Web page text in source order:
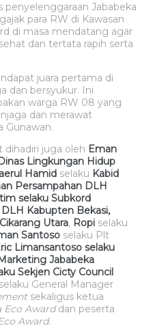
penyelenggaraan Jababeka
para RW di Kawasan
di masa mendatang agar
dan tertata rapih serta
juara pertama di
dan bersyukur. Ini
warga RW 08 yang
dan merawat
Gunawan.
dihadiri juga oleh Eman
Lingkungan Hidup
Hamid selaku Kabid
Persampahan DLH
selaku Subkord
Kabupten Bekasi,
Cikarang Utara, Ropi selaku
Santoso selaku Plt
Limansantoso selaku
Jababeka
Sekjen Cicty Council
selaku General Manager
sekaligus ketua
Eco Awarddan peserta
Award.